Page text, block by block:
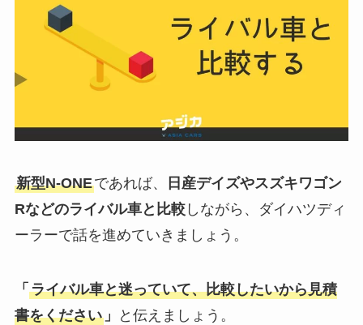
新型N-ONEであれば、
日産デイズやスズキワゴン
Rなどのライバル車と比較しながら、ダイハツディ
ーラーで話を進めていきましょう。
「 ライバル車と迷っていて、比較したいから見積
書をください」 と伝えましょう。